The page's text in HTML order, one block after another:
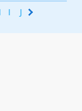
I J K